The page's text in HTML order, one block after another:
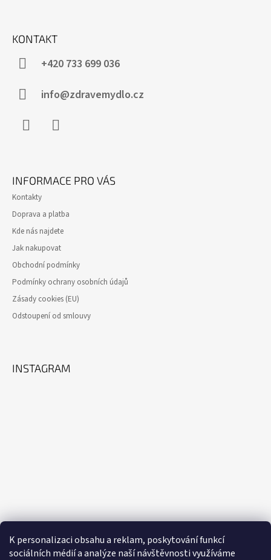
K personalizaci obsahu a reklam, poskytování funkcí
sociálních médií a analýze naší návštěvnosti využíváme
KONTAKT
+420 733 699 036
info@zdravemydlo.cz
INFORMACE PRO VÁS
Kontakty
Doprava a platba
Kde nás najdete
Jak nakupovat
Obchodní podmínky
Podmínky ochrany osobních údajů
Zásady cookies (EU)
Odstoupení od smlouvy
INSTAGRAM